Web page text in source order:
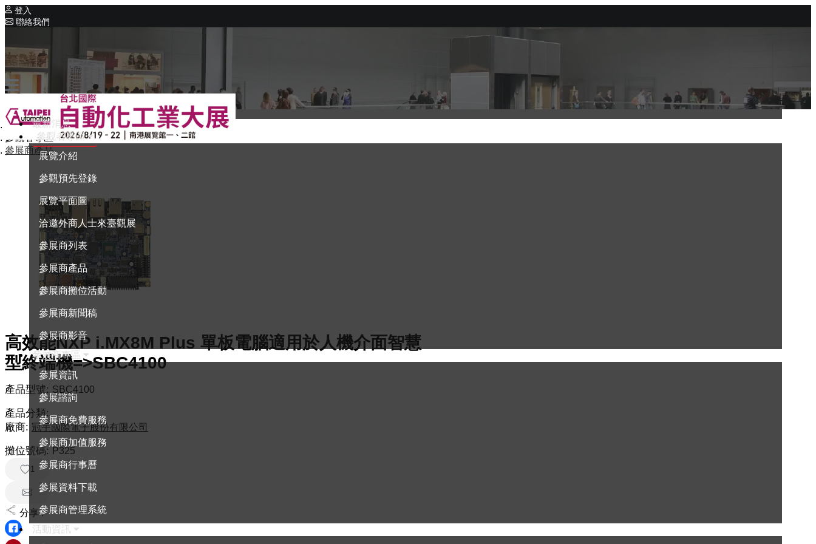
登入
聯絡我們
同期展覽
Intelligent Asia
系列展覽
Intelligent Asia Thailand
English
最新消息
參觀者專區
展覽介紹
參觀預先登錄
展覽平面圖
洽邀外商人士來臺觀展
參展商列表
參展商產品
參展商攤位活動
參展商新聞稿
參展商影音
參展商專區
參展資訊
參展諮詢
參展商免費服務
參展商加值服務
參展商行事曆
參展資料下載
參展商管理系統
活動資訊
首頁
參觀者專區
參展商產品
高效能NXP i.MX8M Plus 單板電腦適用於人機介面智慧
型終端機=>SBC4100
產品型號: SBC4100
產品分類:
廠商: 冠宇國際電子股份有限公司
攤位號碼:P325
1
分享 :